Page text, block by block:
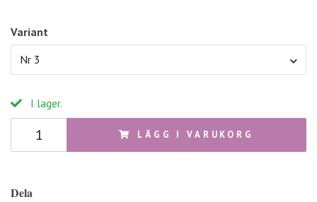
Variant
Nr 3
I lager.
LÄGG I VARUKORG
Dela